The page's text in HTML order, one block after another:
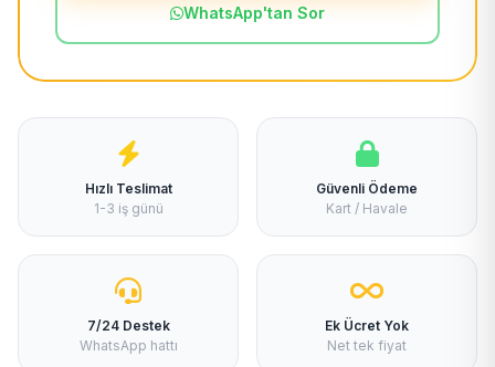
WhatsApp'tan Sor
Hızlı Teslimat
1-3 iş günü
Güvenli Ödeme
Kart / Havale
7/24 Destek
WhatsApp hattı
Ek Ücret Yok
Net tek fiyat